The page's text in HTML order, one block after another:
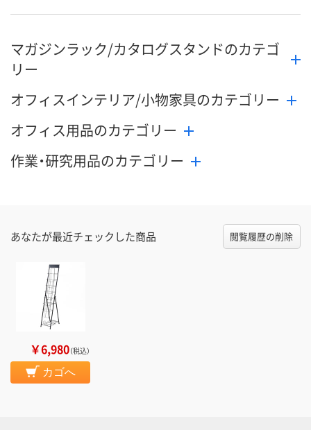
マガジンラック/カタログスタンドのカテゴ
リー
オフィスインテリア/小物家具のカテゴリー
オフィス用品のカテゴリー
作業・研究用品のカテゴリー
あなたが最近チェックした商品 閲覧履歴の削除
￥6,980（税込）
カゴへ